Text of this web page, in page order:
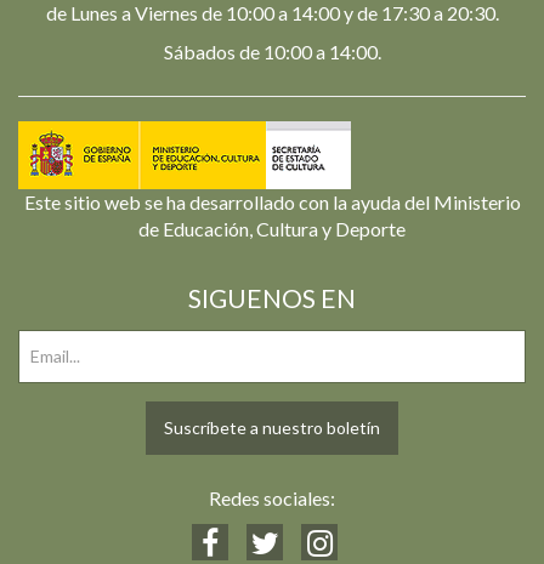
de Lunes a Viernes de 10:00 a 14:00 y de 17:30 a 20:30.
Sábados de 10:00 a 14:00.
Este sitio web se ha desarrollado con la ayuda del Ministerio
de Educación, Cultura y Deporte
SIGUENOS EN
Suscríbete a nuestro boletín
Redes sociales: